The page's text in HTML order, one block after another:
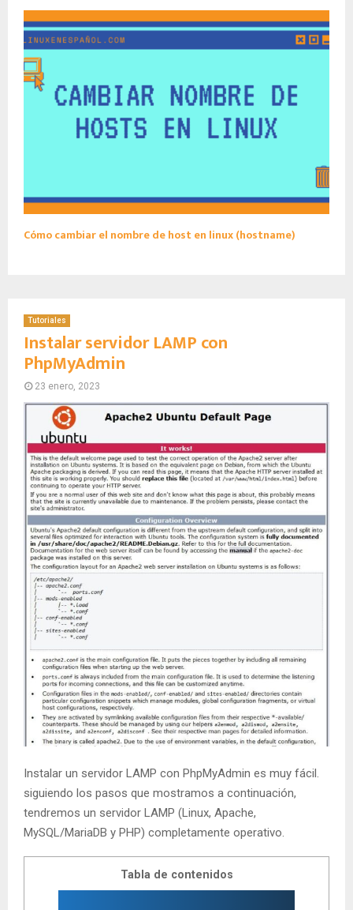
Cómo cambiar el nombre de host en linux (hostname)
Tutoriales
Instalar servidor LAMP con
PhpMyAdmin
23 enero, 2023
Instalar un servidor LAMP con PhpMyAdmin es muy fácil.
siguiendo los pasos que mostramos a continuación,
tendremos un servidor LAMP (Linux, Apache,
MySQL/MariaDB y PHP) completamente operativo.
Tabla de contenidos